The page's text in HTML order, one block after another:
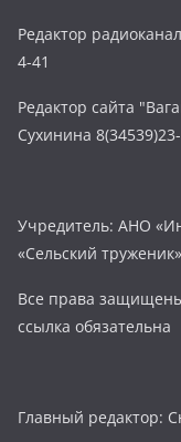
Редактор
4-41
Редактор сайта
Сухинина
Учредитель: АНО
«Сельский труженик»
Все права
ссылка обязательна
Главный редактор: